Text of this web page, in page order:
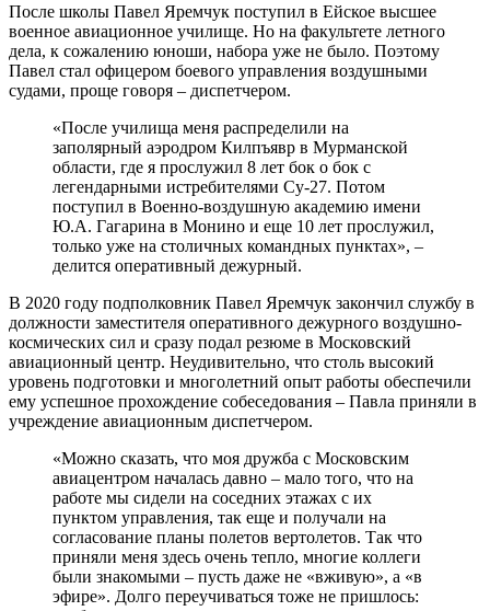
После школы Павел Яремчук поступил в Ейское высшее
военное авиационное училище. Но на факультете летного
дела, к сожалению юноши, набора уже не было. Поэтому
Павел стал офицером боевого управления воздушными
судами, проще говоря – диспетчером.
«После училища меня распределили на
заполярный аэродром Килпъявр в Мурманской
области, где я прослужил 8 лет бок о бок с
легендарными истребителями Су-27. Потом
поступил в Военно-воздушную академию имени
Ю.А. Гагарина в Монино и еще 10 лет прослужил,
только уже на столичных командных пунктах», –
делится оперативный дежурный.
В 2020 году подполковник Павел Яремчук закончил службу в
должности заместителя оперативного дежурного воздушно-
космических сил и сразу подал резюме в Московский
авиационный центр. Неудивительно, что столь высокий
уровень подготовки и многолетний опыт работы обеспечили
ему успешное прохождение собеседования – Павла приняли в
учреждение авиационным диспетчером.
«Можно сказать, что моя дружба с Московским
авиацентром началась давно – мало того, что на
работе мы сидели на соседних этажах с их
пунктом управления, так еще и получали на
согласование планы полетов вертолетов. Так что
приняли меня здесь очень тепло, многие коллеги
были знакомыми – пусть даже не «вживую», а «в
эфире». Долго переучиваться тоже не пришлось: